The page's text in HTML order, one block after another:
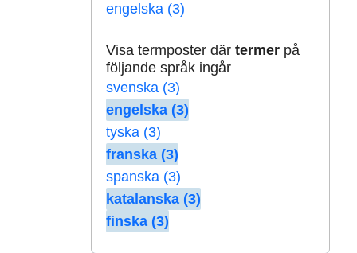
engelska (3)
Visa termposter där termerpå
följande språk ingår
svenska (3)
engelska (3)
tyska (3)
franska (3)
spanska (3)
katalanska (3)
finska (3)